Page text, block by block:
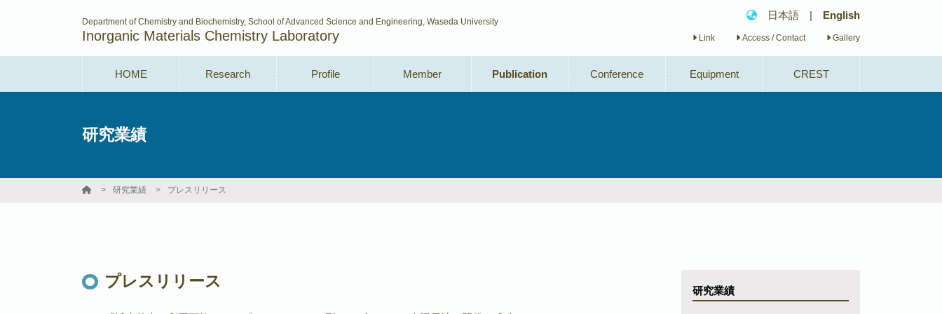
Department of Chemistry and Biochemistry, School of Advanced Science and Engineering, Waseda University
Inorganic Materials Chemistry Laboratory
日本語 | English
Link Access / Contact Gallery
HOME Research Profile Member Publication Conference Equipment CREST
研究業績
研究業績 プレスリリース
プレスリリース
研究業績